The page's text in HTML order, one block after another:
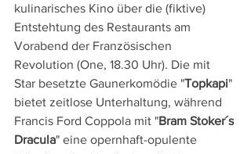
kulinarisches Kino über die (fiktive)
Entstehtung des Restaurants am
Vorabend der Französischen
Revolution (One, 18.30 Uhr). Die mit
Star besetzte Gaunerkomödie "Topkapi"
bietet zeitlose Unterhaltung, während
Francis Ford Coppola mit "Bram Stoker´s
Dracula" eine opernhaft-opulente